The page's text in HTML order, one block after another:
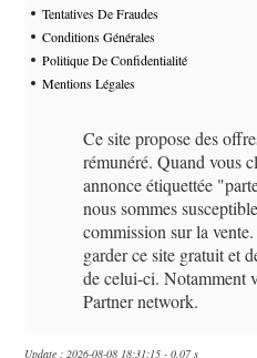
Tentatives De Fraudes
Conditions Générales
Politique De Confidentialité
Mentions Légales
Ce site propose des
rémunéré. Quand vous
annonce étiquettée
nous sommes
commission sur la
garder ce site gratuit et
de celui-ci. Notamment
Partner network.
Update : 2026-08-08 18:31:15 - 0.07 s